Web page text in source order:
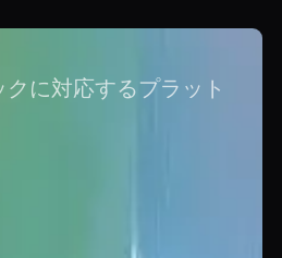
に対応するプラット